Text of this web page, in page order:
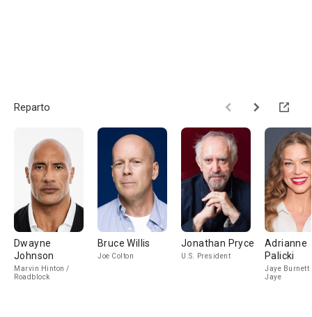
Reparto
Dwayne
Johnson
Marvin Hinton /
Roadblock
Bruce Willis
Joe Colton
Jonathan Pryce
U.S. President
Adrianne
Palicki
Jaye Burnett
Jaye